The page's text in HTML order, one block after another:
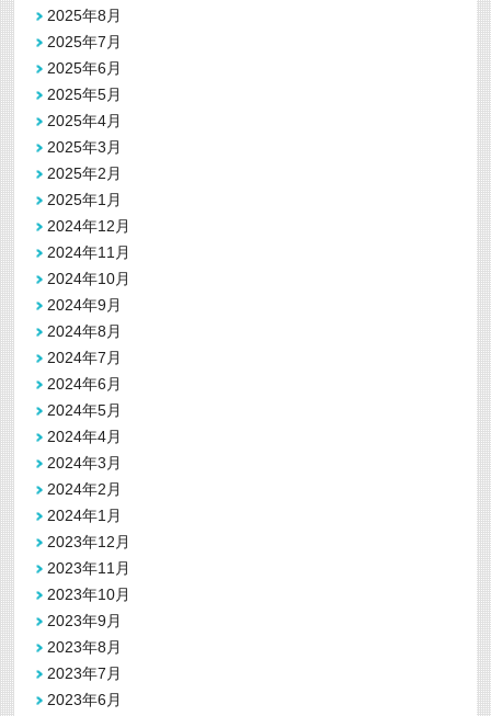
2025年8月
2025年7月
2025年6月
2025年5月
2025年4月
2025年3月
2025年2月
2025年1月
2024年12月
2024年11月
2024年10月
2024年9月
2024年8月
2024年7月
2024年6月
2024年5月
2024年4月
2024年3月
2024年2月
2024年1月
2023年12月
2023年11月
2023年10月
2023年9月
2023年8月
2023年7月
2023年6月